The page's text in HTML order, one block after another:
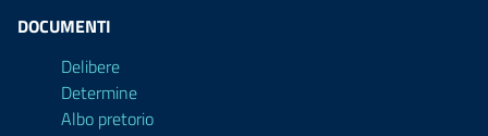
DOCUMENTI
Delibere
Determine
Albo pretorio